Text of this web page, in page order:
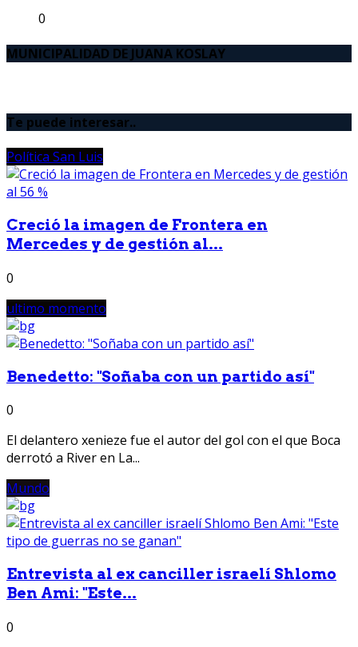
0
MUNICIPALIDAD DE JUANA KOSLAY
Te puede interesar..
Política San Luis
Creció la imagen de Frontera en
Mercedes y de gestión al...
0
ultimo momento
Benedetto: "Soñaba con un partido así"
0
El delantero xenieze fue el autor del gol con el que Boca
derrotó a River en La...
Mundo
Entrevista al ex canciller israelí Shlomo
Ben Ami: "Este...
0